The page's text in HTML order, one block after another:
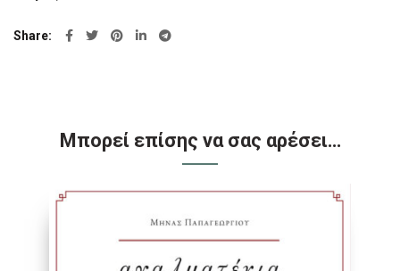
Share
Μπορεί επίσης να σας αρέσει…